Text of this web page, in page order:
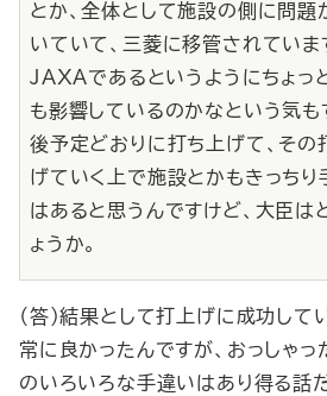
とか、全体として施設の側に問題
いていて、三菱に移管されていま
JAXAであるというようにちょっ
も影響しているのかなという気も
後予定どおりに打ち上げて、その
げていく上で施設とかもきっちり
はあると思うんですけど、大臣は
ょうか。
（答）結果として打上げに成功し
常に良かったんですが、おっしゃ
のいろいろな手違いはあり得る話